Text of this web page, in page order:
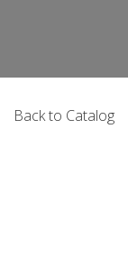
Back to Catalog